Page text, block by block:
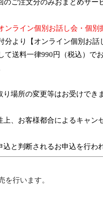
のご注文分のみおまとめサー
ンライン個別お話し会・個別
分より
【オンライン個別お
て送料一律990円（税込）で
場所の変更等はお受けでき
、お客様都合によるキャン
込と判断されるお申込を行わ
を行います。